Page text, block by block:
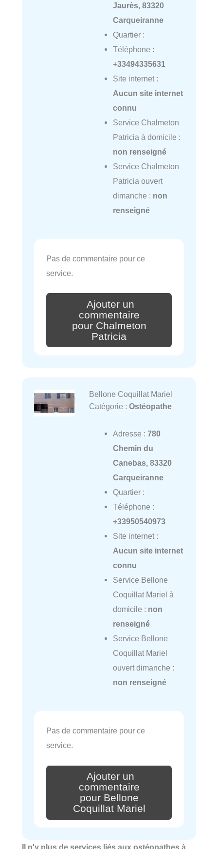
Jaurès, 83320
Carqueiranne
Quartier :
Téléphone :
+33494335631
Site internet :
Aucun site internet
connu
Service Chalmeton
Patricia à domicile :
non renseigné
Service Chalmeton
Patricia ouvert
dimanche : non
renseigné
Pas de commentaire pour ce
service.
Ajouter un
commentaire
pour Chalmeton
Patricia
Bellone Coquillat Mariel
Catégorie : Ostéopathe
Adresse : 780
Chemin du
Canebas, 83320
Carqueiranne
Quartier :
Téléphone :
+33950540973
Site internet :
Aucun site internet
connu
Service Bellone
Coquillat Mariel à
domicile : non
renseigné
Service Bellone
Coquillat Mariel
ouvert dimanche :
non renseigné
Pas de commentaire pour ce
service.
Ajouter un
commentaire
pour Bellone
Coquillat Mariel
Il n'y plus de services liés aux ostéopathes à